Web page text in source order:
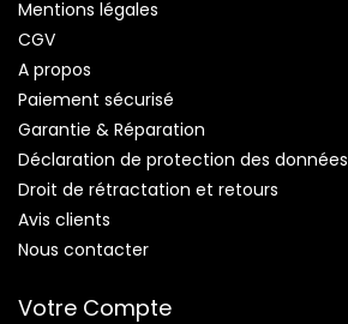
Mentions légales
CGV
A propos
Paiement sécurisé
Garantie & Réparation
Déclaration de protection des données
Droit de rétractation et retours
Avis clients
Nous contacter
Votre Compte